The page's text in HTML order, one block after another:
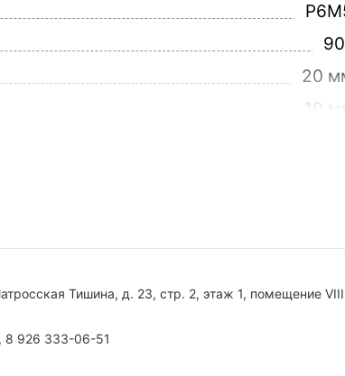
20
10 мм
Тишина, д. 23, стр. 2, этаж 1, помещение
, 8 926 333-06-51